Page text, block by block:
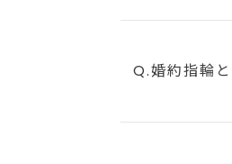
Q.婚約指輪